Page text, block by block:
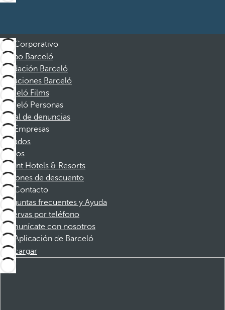
Corporativo
Grupo Barceló
Fundación Barceló
Vacaciones Barceló
Barceló Films
Barceló Personas
Canal de denuncias
Empresas
Afiliados
Socios
Dorint Hotels & Resorts
Cupones de descuento
Contacto
Preguntas frecuentes y Ayuda
Reservas por teléfono
Comunícate con nosotros
Aplicación de Barceló
Descargar